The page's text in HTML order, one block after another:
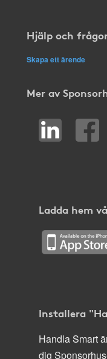
Hjälp och
Skapa ett ärende
Mer av
Ladda hem
Installera
Handla Smart
dig